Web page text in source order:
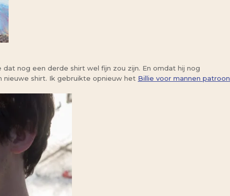
nog een derde shirt wel fijn zou zijn. En omdat hij nog
nieuwe shirt. Ik gebruikte opnieuw het Billie voor mannen patroon